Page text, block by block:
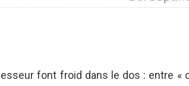
font froid dans le dos : entre «